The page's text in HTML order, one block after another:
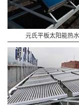
元氏平板太阳能热